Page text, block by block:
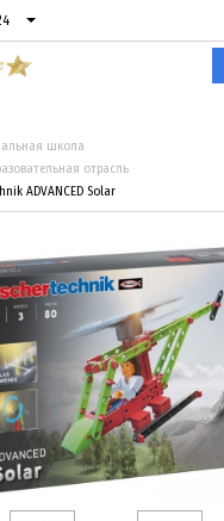
школа
отрасль
ADVANCED Solar